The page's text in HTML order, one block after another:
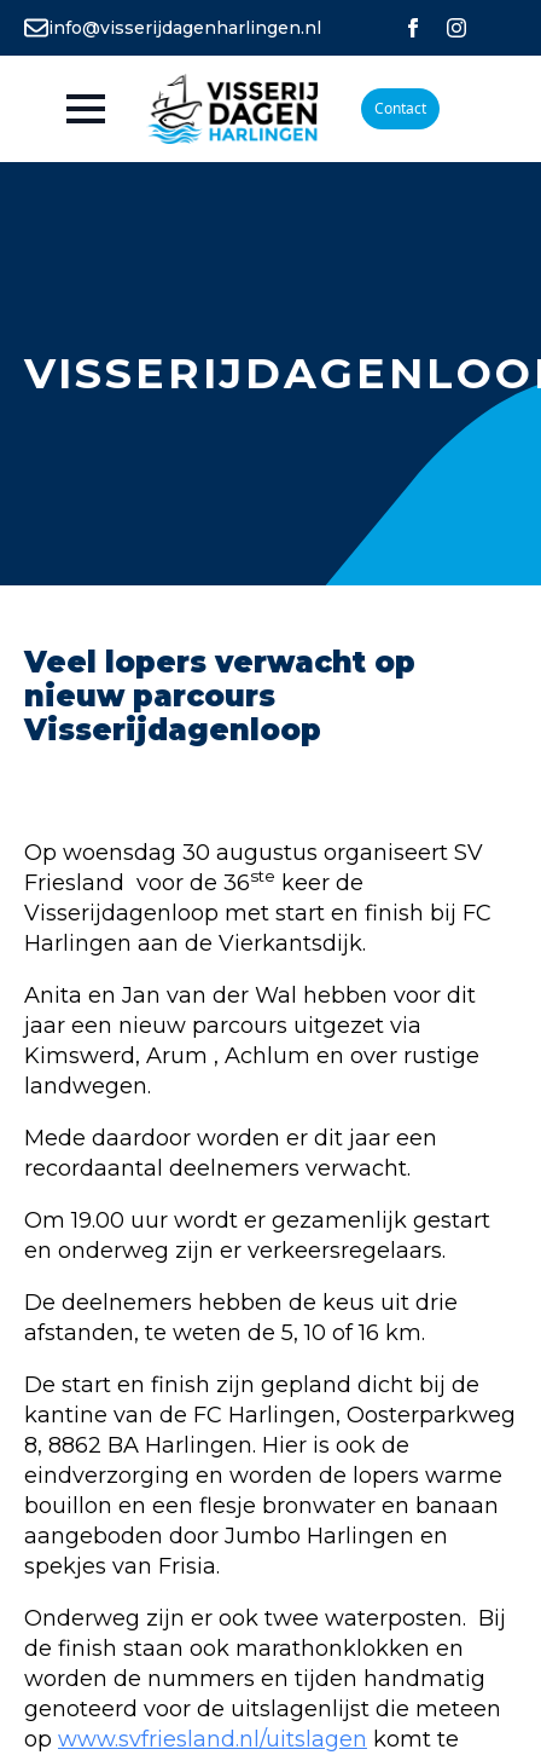
info@visserijdagenharlingen.nl
Contact
Veel lopers verwacht op
nieuw parcours
Visserijdagenloop
Op woensdag 30 augustus organiseert SV
Friesland voor de 36ste keer de
Visserijdagenloop met start en finish bij FC
Harlingen aan de Vierkantsdijk.
Anita en Jan van der Wal hebben voor dit
jaar een nieuw parcours uitgezet via
Kimswerd, Arum , Achlum en over rustige
landwegen.
Mede daardoor worden er dit jaar een
recordaantal deelnemers verwacht.
Om 19.00 uur wordt er gezamenlijk gestart
en onderweg zijn er verkeersregelaars.
De deelnemers hebben de keus uit drie
afstanden, te weten de 5, 10 of 16 km.
De start en finish zijn gepland dicht bij de
kantine van de FC Harlingen, Oosterparkweg
8, 8862 BA Harlingen. Hier is ook de
eindverzorging en worden de lopers warme
bouillon en een flesje bronwater en banaan
aangeboden door Jumbo Harlingen en
spekjes van Frisia.
Onderweg zijn er ook twee waterposten. Bij
de finish staan ook marathonklokken en
worden de nummers en tijden handmatig
genoteerd voor de uitslagenlijst die meteen
op www.svfriesland.nl/uitslagen komt te